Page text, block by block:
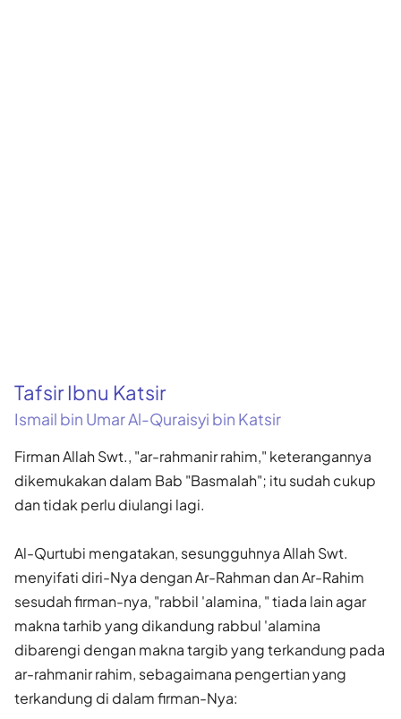
Tafsir Ibnu Katsir
Ismail bin Umar Al-Quraisyi bin Katsir
Firman Allah Swt., "ar-rahmanir rahim," keterangannya
dikemukakan dalam Bab "Basmalah"; itu sudah cukup
dan tidak perlu diulangi lagi.
Al-Qurtubi mengatakan, sesungguhnya Allah Swt.
menyifati diri-Nya dengan Ar-Rahman dan Ar-Rahim
sesudah firman-nya, "rabbil 'alamina, " tiada lain agar
makna tarhib yang dikandung rabbul 'alamina
dibarengi dengan makna targib yang terkandung pada
ar-rahmanir rahim, sebagaimana pengertian yang
terkandung di dalam firman-Nya: